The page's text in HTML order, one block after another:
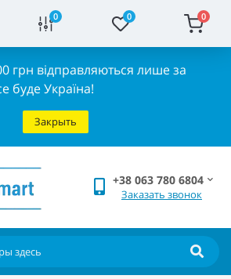
0 0 0
грн відправляються лише за
буде Україна!
Закрыть
+38 063 780 6804
Заказать звонок